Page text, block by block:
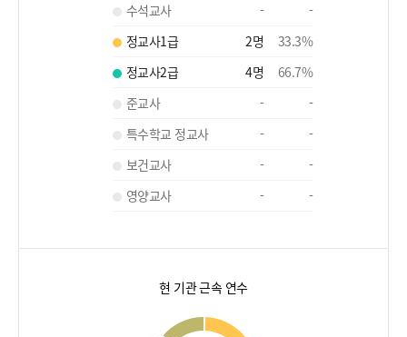
수석교사 -
-
정교사1급
2명 33.3%
정교사2급
4명 66.7%
준교사
-
-
특수학교 정교사
-
-
보건교사
-
-
영양교사
- -
현 기관 근속 연수